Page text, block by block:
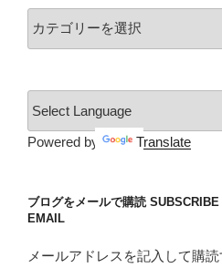
解
City1-
1”
の
テ
ー
Powered by Translate
ブログをメールで購読
EMAIL
メールアドレスを記入して購